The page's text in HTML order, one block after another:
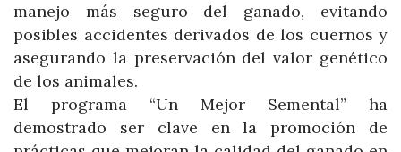
manejo más seguro del ganado, evitando
posibles accidentes derivados de los cuernos y
asegurando la preservación del valor genético
de los animales.
El programa “Un Mejor Semental” ha
demostrado ser clave en la promoción de